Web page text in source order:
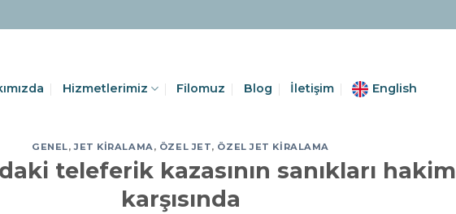
Hizmetlerimiz Filomuz Blog İletişim English
GENEL,JET KIRALAMA, ÖZEL JET, ÖZEL JET KIRALAMA
teleferik kazasının sanıkları hakim
karşısında